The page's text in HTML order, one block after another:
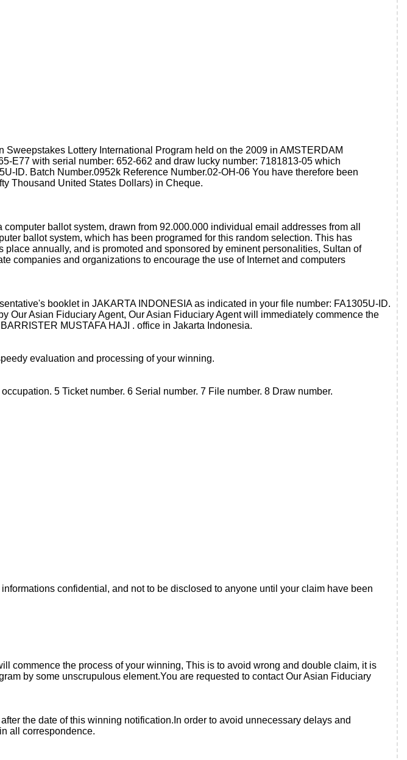
Lottery International Program held on the 2009 in AMSTERDAM
E77 with serial number: 652-662 and draw lucky number: 7181813-05 which
ID. Batch Number.0952k Reference Number.02-OH-06 You have therefore been
Thousand United States Dollars) in Cheque.
ballot system, drawn from 92.000.000 individual email addresses from all
ballot system, which has been programed for this random selection. This has
annually, and is promoted and sponsored by eminent personalities, Sultan of
companies and organizations to encourage the use of Internet and computers
booklet in JAKARTA INDONESIA as indicated in your file number: FA1305U-ID.
Our Asian Fiduciary Agent, Our Asian Fiduciary Agent will immediately commence the
MUSTAFA HAJI . office in Jakarta Indonesia.
evaluation and processing of your winning.
5 Ticket number. 6 Serial number. 7 File number. 8 Draw number.
confidential, and not to be disclosed to anyone until your claim have been
commence the process of your winning, This is to avoid wrong and double claim, it is
by some unscrupulous element.You are requested to contact Our Asian Fiduciary
the date of this winning notification.In order to avoid unnecessary delays and
all correspondence.